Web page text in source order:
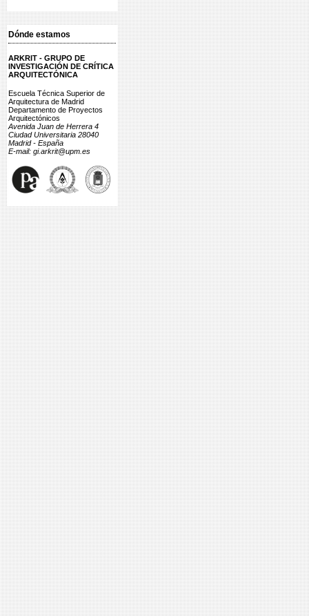
Dónde estamos
ARKRIT - GRUPO DE
INVESTIGACIÓN DE CRÍTICA
ARQUITECTÓNICA
Escuela Técnica Superior de
Arquitectura de Madrid
Departamento de Proyectos
Arquitectónicos
Avenida Juan de Herrera 4
Ciudad Universitaria 28040
Madrid - España
E-mail: gi.arkrit@upm.es